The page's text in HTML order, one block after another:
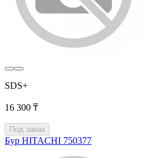
SDS+
16 300 ₸
Под заказ
Бур HITACHI 750377